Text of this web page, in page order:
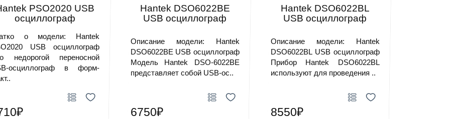
PSO2020 USB
осциллограф
о модели: Hantek
USB осциллограф
недорогой переносной
осциллограф в форм-
Hantek DSO6022BE
USB осциллограф
Описание модели: Hantek
DSO6022BE USB осциллограф
Модель Hantek DSO-6022BE
представляет собой USB-ос..
6750₽
Hantek DSO6022BL
USB осциллограф
Описание модели: Hantek
DSO6022BL USB осциллограф
Прибор Hantek DSO6022BL
используют для проведения ..
8550₽